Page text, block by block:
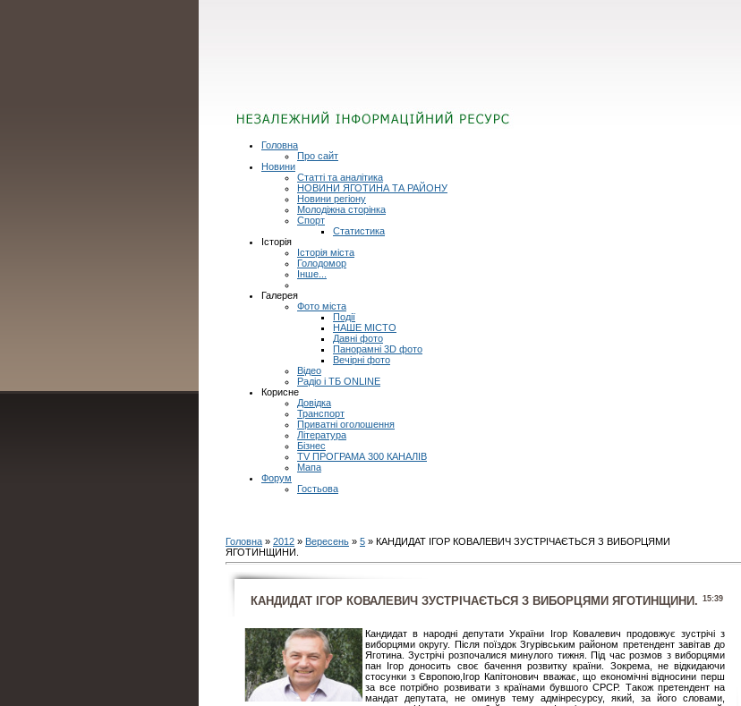
Головна
Про сайт
Новини
Статті та аналітика
НОВИНИ ЯГОТИНА ТА РАЙОНУ
Новини регіону
Молодіжна сторінка
Спорт
Статистика
Історія
Історія міста
Голодомор
Інше...
Галерея
Фото міста
Події
НАШЕ МІСТО
Давні фото
Панорамні 3D фото
Вечірні фото
Відео
Радіо і ТБ ONLINE
Корисне
Довідка
Транспорт
Приватні оголошення
Література
Бізнес
TV ПРОГРАМА 300 КАНАЛІВ
Мапа
Форум
Гостьова
Головна » 2012 » Вересень » 5 » КАНДИДАТ ІГОР КОВАЛЕВИЧ ЗУСТРІЧАЄТЬСЯ З ВИБОРЦЯМИ
ЯГОТИНЩИНИ.
15:39
КАНДИДАТ ІГОР КОВАЛЕВИЧ ЗУСТРІЧАЄТЬСЯ З ВИБОРЦЯМИ ЯГОТИНЩИНИ.
Кандидат в народні депутати України Ігор Ковалевич продовжує зустрічі з
виборцями округу. Після поїздок Згурівським районом претендент завітав до
Яготина. Зустрічі розпочалися минулого тижня. Під час розмов з виборцями
пан Ігор доносить своє бачення розвитку країни. Зокрема, не відкидаючи
стосунки з Європою,Ігор Капітонович вважає, що економічні відносини перш
за все потрібно розвивати з країнами бувшого СРСР. Також претендент на
мандат депутата, не оминув тему адмінресурсу, який, за його словами,